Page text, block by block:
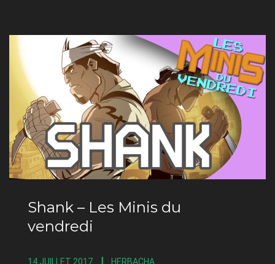
Shank – Les Minis du
vendredi
14 JUILLET 2017 HERBACHA